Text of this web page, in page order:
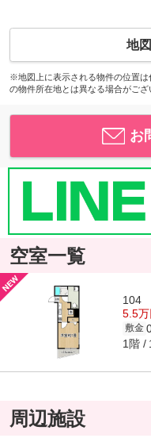
地
※地図上に表示される物件の位置
の物件所在地とは異なる場合がござ
お
空室一覧
104
5.5万
敷金
1階
周辺施設